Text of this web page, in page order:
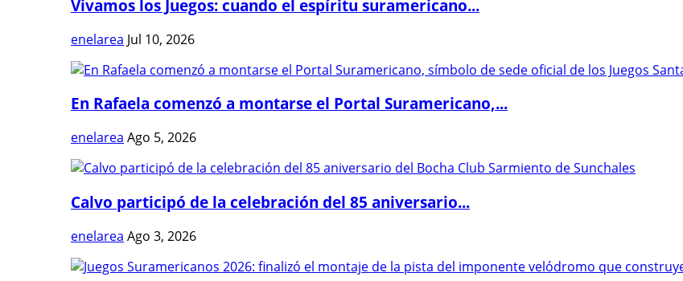
Vivamos los Juegos: cuando el espíritu suramericano...
enelarea Jul 10, 2026
En Rafaela comenzó a montarse el Portal Suramericano,...
enelarea Ago 5, 2026
Calvo participó de la celebración del 85 aniversario...
enelarea Ago 3, 2026